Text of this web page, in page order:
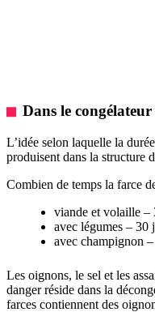
Dans le congélateur
L’idée selon laquelle la
produisent dans la structure
Combien de temps la farce
viande et volaille –
avec légumes – 30
avec champignon
Les oignons, le sel et les
danger réside dans la
farces contiennent des